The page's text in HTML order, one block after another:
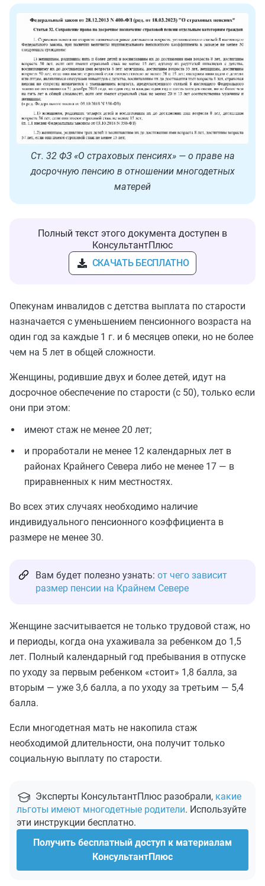
Ст. 32 ФЗ «О страховых пенсиях» — о праве на
досрочную пенсию в отношении многодетных
матерей
Полный текст этого документа доступен в
КонсультантПлюс
СКАЧАТЬ БЕСПЛАТНО
Опекунам инвалидов с детства выплата по старости
назначается с уменьшением пенсионного возраста на
один год за каждые 1 г. и 6 месяцев опеки, но не более
чем на 5 лет в общей сложности.
Женщины, родившие двух и более детей, идут на
досрочное обеспечение по старости (с 50), только если
они при этом:
имеют стаж не менее 20 лет;
и проработали не менее 12 календарных лет в
районах Крайнего Севера либо не менее 17 — в
приравненных к ним местностях.
Во всех этих случаях необходимо наличие
индивидуального пенсионного коэффициента в
размере не менее 30.
Вам будет полезно узнать: от чего зависит
размер пенсии на Крайнем Севере
Женщине засчитывается не только трудовой стаж, но
и периоды, когда она ухаживала за ребенком до 1,5
лет. Полный календарный год пребывания в отпуске
по уходу за первым ребенком «стоит» 1,8 балла, за
вторым — уже 3,6 балла, а по уходу за третьим — 5,4
балла.
Если многодетная мать не накопила стаж
необходимой длительности, она получит только
социальную выплату по старости.
Эксперты КонсультантПлюс разобрали, какие
льготы имеют многодетные родители. Используйте
эти инструкции бесплатно.
Получить бесплатный доступ к материалам
КонсультантПлюс